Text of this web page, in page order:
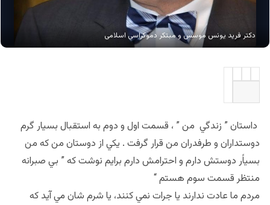
دکتر فرید یونس موسس و مبتکر دموکراسی اسلامی
داستان ” زندگي من ” ، قسمت اول و دوم به استقبال بسيار گرم
دوستداران و طرفدران من قرار گرفت . يكي از دوستان من كه من
بسياًر دوستش دارم و احترامش دارم برايم نوشت كه ” بي صبرانه
منتظر قسمت سوم هستم “
مردم ما عادت ندارند يا جرات نمي كنند، يا شرم شان مي آيد كه